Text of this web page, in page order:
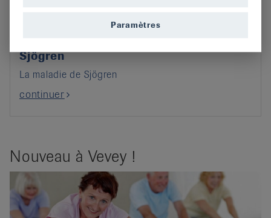
Sjögren
La maladie de Sjögren
continuer
Nouveau à Vevey !
Paramètres